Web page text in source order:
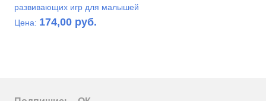
развивающих игр для малышей
Цена: 174,00 руб.